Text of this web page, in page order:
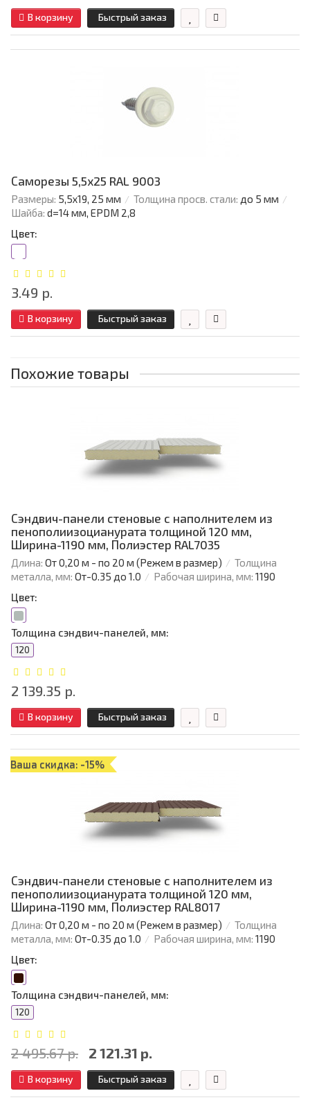
В корзину Быстрый заказ
Саморезы 5,5х25 RAL 9003
Размеры: 5,5х19, 25 мм Толщина просв. стали: до 5 мм
Шайба: d=14 мм, EPDM 2,8
Цвет:
3.49 р.
В корзину Быстрый заказ
Похожие товары
Сэндвич-панели стеновые с наполнителем из
пенополиизоцианурата толщиной 120 мм,
Ширина-1190 мм, Полиэстер RAL7035
Длина: От 0,20 м - по 20 м (Режем в размер)
Толщина
металла, мм: От-0.35 до 1.0 Рабочая ширина, мм: 1190
Цвет:
Толщина сэндвич-панелей, мм:
120
2 139.35 р.
В корзину Быстрый заказ
Ваша скидка: -15%
Сэндвич-панели стеновые с наполнителем из
пенополиизоцианурата толщиной 120 мм,
Ширина-1190 мм, Полиэстер RAL8017
Длина: От 0,20 м - по 20 м (Режем в размер)
Толщина
металла, мм: От-0.35 до 1.0 Рабочая ширина, мм: 1190
Цвет:
Толщина сэндвич-панелей, мм:
120
2 495.67 р. 2 121.31 р.
В корзину Быстрый заказ